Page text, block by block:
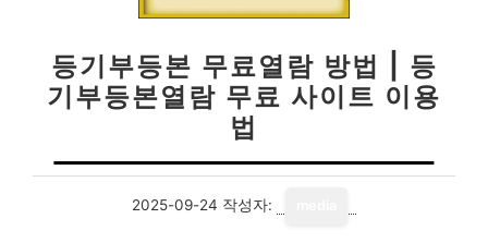
등기부등본 무료열람 방법 | 등
기부등본열람 무료 사이트 이용
법
2025-09-24 작성자: